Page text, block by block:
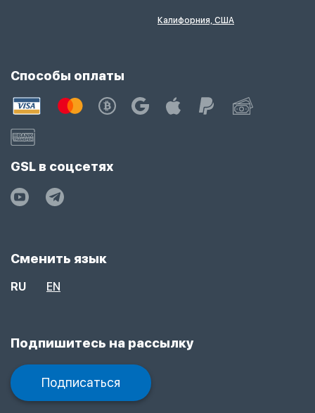
Калифорния, США
Способы оплаты
GSL в соцсетях
Сменить язык
RU EN
Подпишитесь на рассылку
Подписаться